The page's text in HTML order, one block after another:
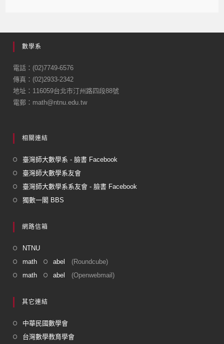
e
b
o
o
k
數學系
電話：(02)7749-6576
傳真：(02)2933-2342
地址：116059台北市汀州路四段88號
電郵：math@ntnu.edu.tw
相關連結
臺灣師大數學系 - 臉書 Facebook
臺灣師大數學系友會
臺灣師大數學系系友會 - 臉書 Facebook
獨數一閣 BBS
網路信箱
NTNU
math
abel
(Roundcube)
math
abel (Openwebmail)
其它連結
中華民國數學會
台灣數學教育學會